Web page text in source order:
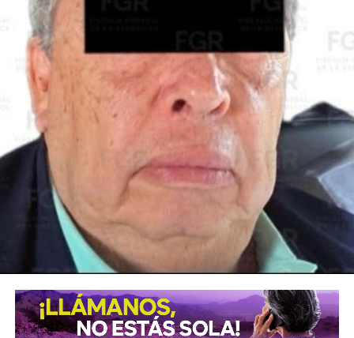
La Jefa del Ejecutivo Federal pidió al Comité seguir
acompañando al Gobierno de México y como primera
medida, el Instituto Mexicano de Tecnología del Agua
realizará pozos de exploración para verificar si en el
subsuelo de las Cuencas Sabinas-Burro-Picachos en
Coahuila y Nuevo León y Burgos en la zona noreste de
Tamaulipas, hay agua salada y gas no convencional.